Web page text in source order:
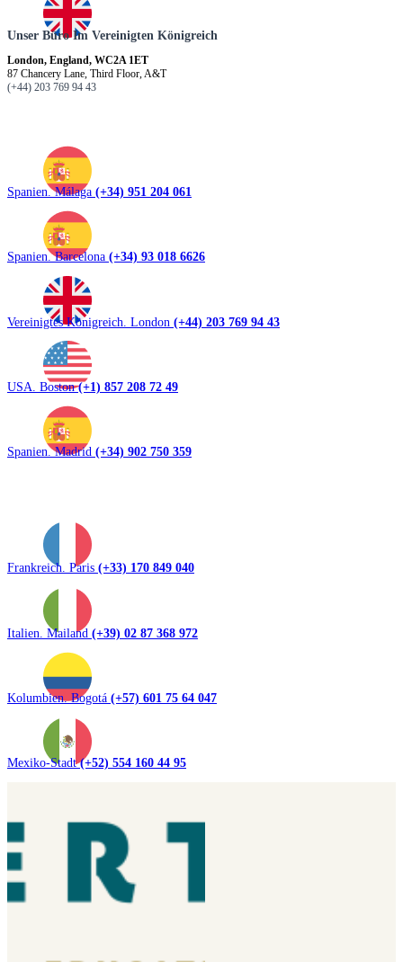
Unser Büro Im Vereinigten Königreich
London, England, WC2A 1ET
87 Chancery Lane, Third Floor, A&T
(+44) 203 769 94 43
Spanien. Málaga (+34) 951 204 061
Spanien. Barcelona (+34) 93 018 6626
Vereinigtes Königreich. London (+44) 203 769 94 43
USA. Boston(+1) 857 208 72 49
Spanien. Madrid (+34) 902 750 359
Frankreich. Paris (+33) 170 849 040
Italien. Mailand (+39) 02 87 368 972
Kolumbien. Bogotá (+57) 601 75 64 047
Mexiko-Stadt(+52) 554 160 44 95